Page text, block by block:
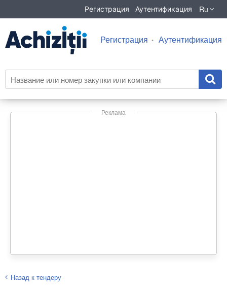
Регистрация Аутентификация Ru
Регистрация Аутентификация
Реклама
Назад к тендеру